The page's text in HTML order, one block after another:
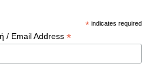
* indicates required
/ Email Address*